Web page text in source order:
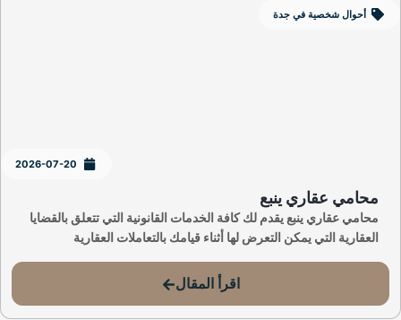
أحوال شخصية في جدة
2026-07-20
محامي عقاري ينبع
محامي عقاري ينبع يقدم لك كافة الخدمات القانونية التي تتعلق بالقضايا
العقارية التي يمكن التعرض لها أثناء قيامك بالتعاملات العقارية
اقرأ المقال